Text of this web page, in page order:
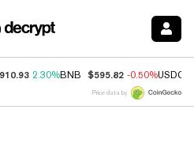
2.30%BNB $595.82 -0.50%USDC
Price data by